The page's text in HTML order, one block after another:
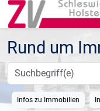
Rund um
Infos zu Immobilien